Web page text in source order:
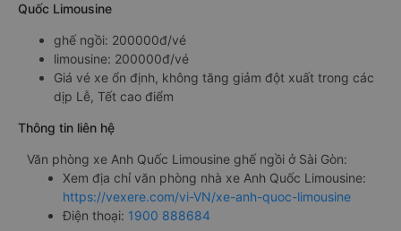
Quốc Limousine
ghế ngồi: 200000đ/vé
limousine: 200000đ/vé
Giá vé xe ổn định, không tăng giảm đột xuất trong các
dịp Lễ, Tết cao điểm
Thông tin liên hệ
Văn phòng xe Anh Quốc Limousine ghế ngồi ở Sài Gòn:
Xem địa chỉ văn phòng nhà xe Anh Quốc Limousine:
https://vexere.com/vi-VN/xe-anh-quoc-limousine
Điện thoại: 1900 888684